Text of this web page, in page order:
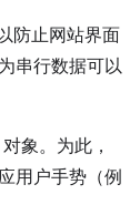
防止网站界面
串行数据可以
对象。为此，
用户手势（例